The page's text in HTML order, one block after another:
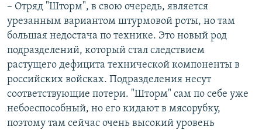
– Отряд "Шторм", в свою очередь, является
урезанным вариантом штурмовой роты, но там
большая недостача по технике. Это новый род
подразделений, который стал следствием
растущего дефицита технической компоненты в
российских войсках. Подразделения несут
соответствующие потери. "Шторм" сам по себе уже
небоеспособный, но его кидают в мясорубку,
поэтому там сейчас очень высокий уровень